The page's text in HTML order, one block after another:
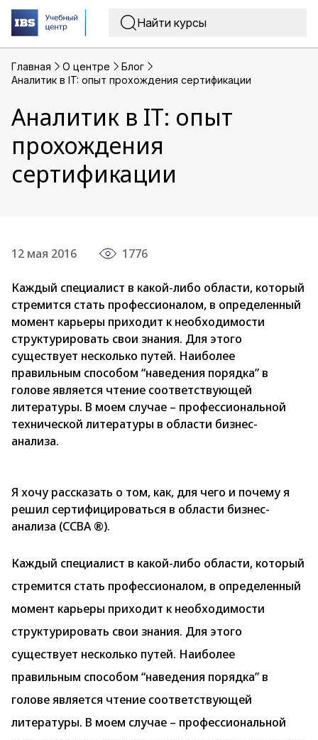
Главная O центре
Блог
Аналитик в IT: опыт прохождения сертификации
Аналитик в IT: опыт
прохождения
сертификации
12 мая 2016 1776
Каждый специалист в какой-либо области, который
стремится стать профессионалом, в определенный
момент карьеры приходит к необходимости
структурировать свои знания. Для этого
существует несколько путей. Наиболее
правильным способом “наведения порядка” в
голове является чтение соответствующей
литературы. В моем случае – профессиональной
технической литературы в области бизнес-
анализа.
Я хочу рассказать о том, как, для чего и почему я
решил сертифицироваться в области бизнес-
анализа (CCBA ®).
Каждый специалист в какой-либо области, который
стремится стать профессионалом, в определенный
момент карьеры приходит к необходимости
структурировать свои знания. Для этого
существует несколько путей. Наиболее
правильным способом “наведения порядка” в
голове является чтение соответствующей
литературы. В моем случае – профессиональной